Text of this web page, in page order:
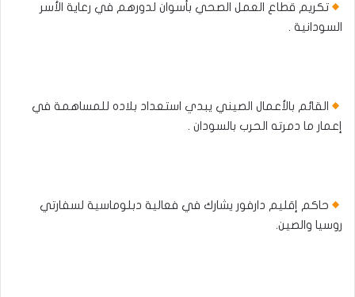
تكريم قطاع العمل الصحي بأسوان لدورهم في رعاية الأسر
السودانية .
القائم بالأعمال الصيني يبدي استعداد بلاده للمساهمة في
إعمار ما دمرته الحرب بالسودان .
حاكم إقليم دارفور يشارك في فعالية دبلوماسية لسفارتي
روسيا والصين.